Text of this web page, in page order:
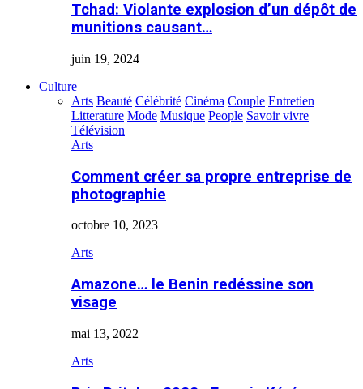
Tchad: Violante explosion d’un dépôt de
munitions causant…
juin 19, 2024
Culture
Arts Beauté Célébrité Cinéma Couple Entretien
Litterature Mode Musique People Savoir vivre
Télévision
Arts
Comment créer sa propre entreprise de
photographie
octobre 10, 2023
Arts
Amazone… le Benin redéssine son
visage
mai 13, 2022
Arts